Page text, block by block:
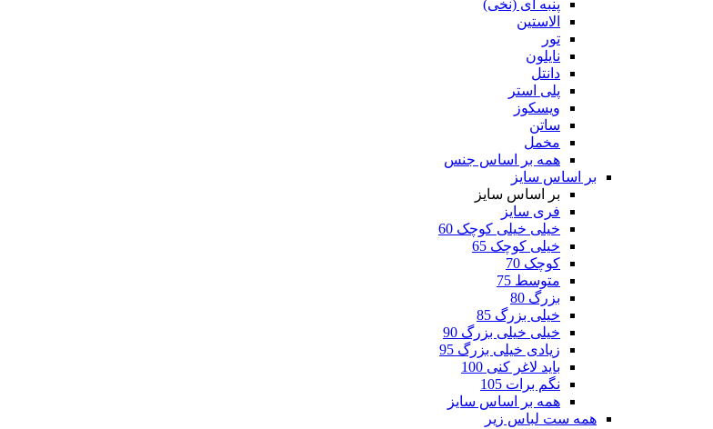
پنبه ای (نخی)
الاستین
تور
نایلون
دانتل
پلی استر
ویسکوز
ساتن
مخمل
همه بر اساس جنس
بر اساس سایز
بر اساس سایز
فری سایز
خیلی خیلی کوچک 60
خیلی کوچک 65
کوچک 70
متوسط 75
بزرگ 80
خیلی بزرگ 85
خیلی خیلی بزرگ 90
زیادی خیلی بزرگ 95
باید لاغر کنی 100
نگم برات 105
همه بر اساس سایز
همه ست لباس زیر